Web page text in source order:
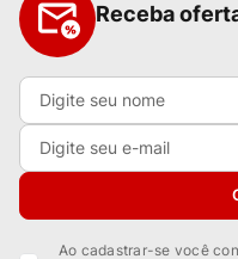
Receba
Ao cadastrar-se você